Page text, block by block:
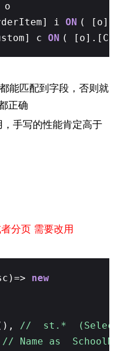
o
i ON (
c ON (
能匹配到字段，否则就
正确
写的性能肯定高于
分页 需要改用
new
// st.* (SelectAll建
// Name as